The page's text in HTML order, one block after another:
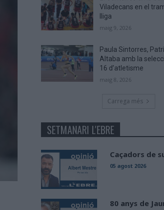
Viladecans en el
lliga
maig 9, 2026
Paula Sintorres,
Altaba amb la
16 d’atletisme
maig 8, 2026
Carrega més
SETMANARI L'EBRE
Caçadors de
05 agost 2026
80 anys de